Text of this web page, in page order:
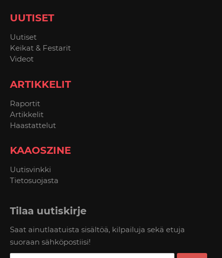
UUTISET
Uutiset
Keikat & Festarit
Videot
ARTIKKELIT
Raportit
Artikkelit
Haastattelut
KAAOSZINE
Uutisvinkki
Tietosuojasta
Tilaa uutiskirje
Saat ainutlaatuista sisältöä, kilpailuja sekä etuja
suoraan sähköpostiisi!